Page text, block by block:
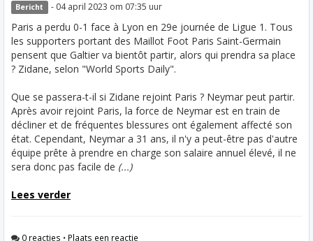
Bericht - 04 april 2023 om 07:35 uur
Paris a perdu 0-1 face à Lyon en 29e journée de Ligue 1. Tous
les supporters portant des Maillot Foot Paris Saint-Germain
pensent que Galtier va bientôt partir, alors qui prendra sa place
? Zidane, selon "World Sports Daily".
Que se passera-t-il si Zidane rejoint Paris ? Neymar peut partir.
Après avoir rejoint Paris, la force de Neymar est en train de
décliner et de fréquentes blessures ont également affecté son
état. Cependant, Neymar a 31 ans, il n'y a peut-être pas d'autre
équipe prête à prendre en charge son salaire annuel élevé, il ne
sera donc pas facile de (...)
Lees verder
0 reacties • Plaats een reactie